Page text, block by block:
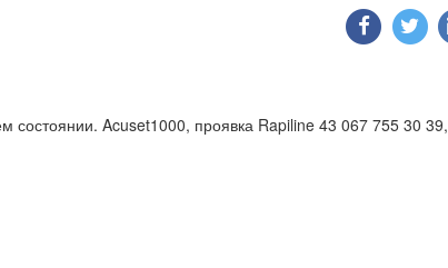
Acuset1000, проявка Rapiline 43 067 755 30 39,